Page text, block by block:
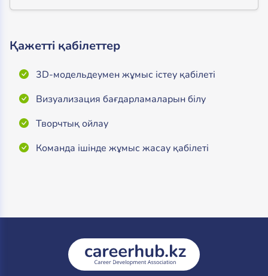
Қажетті қабілеттер
3D-модельдеумен жұмыс істеу қабілеті
Визуализация бағдарламаларын білу
Творчтық ойлау
Команда ішінде жұмыс жасау қабілеті